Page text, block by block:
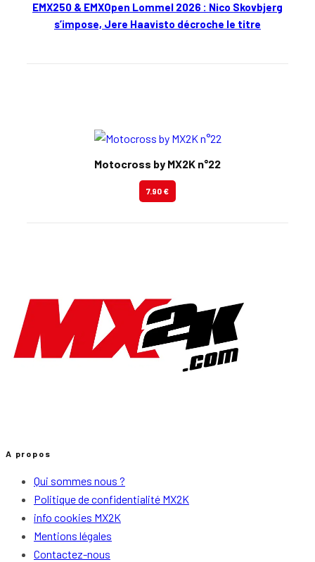
EMX250 & EMXOpen Lommel 2026 : Nico Skovbjerg
s’impose, Jere Haavisto décroche le titre
Motocross by MX2K n°22
7.90 €
A propos
Qui sommes nous ?
Politique de confidentialité MX2K
info cookies MX2K
Mentions légales
Contactez-nous